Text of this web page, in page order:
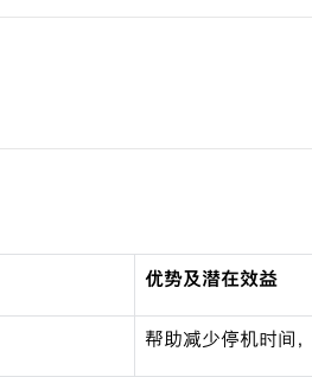
优势及潜在效益
帮助减少停机时间